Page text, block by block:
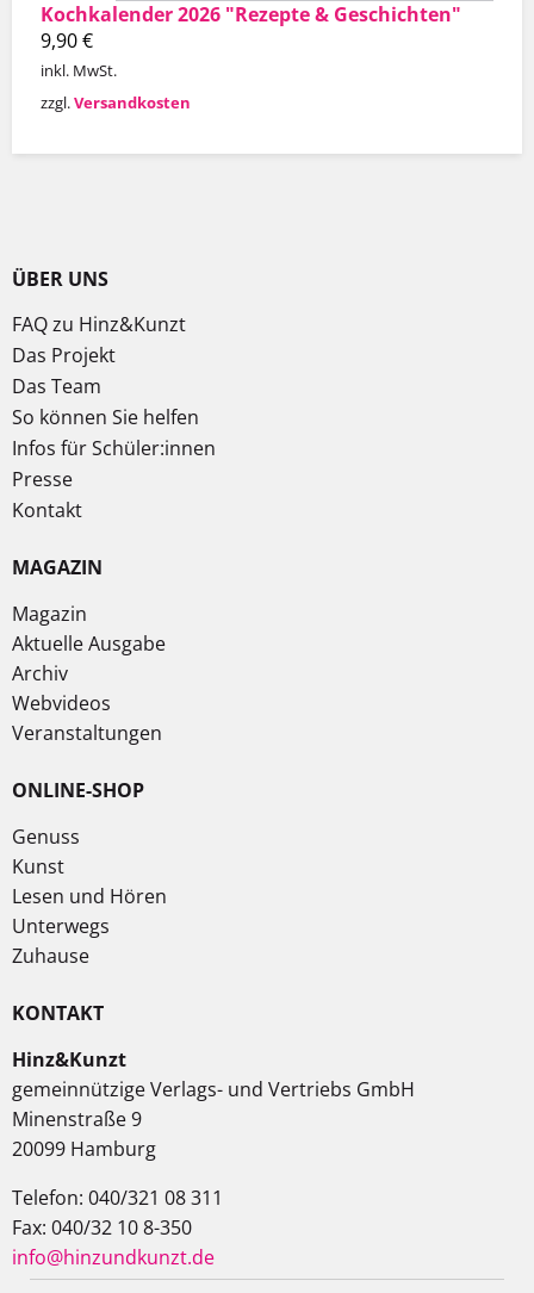
Kochkalender 2026 "Rezepte & Geschichten"
9,90€
inkl. MwSt.
zzgl.Versandkosten
ÜBER UNS
FAQ zu Hinz&Kunzt
Das Projekt
Das Team
So können Sie helfen
Infos für Schüler:innen
Presse
Kontakt
MAGAZIN
Magazin
Aktuelle Ausgabe
Archiv
Webvideos
Veranstaltungen
ONLINE-SHOP
Genuss
Kunst
Lesen und Hören
Unterwegs
Zuhause
KONTAKT
Hinz&Kunzt
gemeinnützige Verlags- und Vertriebs GmbH
Minenstraße 9
20099 Hamburg
Telefon: 040/321 08 311
Fax: 040/32 10 8-350
info@hinzundkunzt.de